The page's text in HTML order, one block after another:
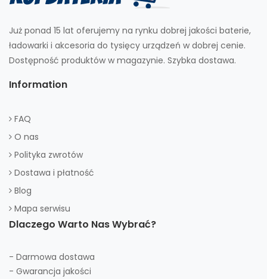
Już ponad 15 lat oferujemy na rynku dobrej jakości baterie,
ładowarki i akcesoria do tysięcy urządzeń w dobrej cenie.
Dostępność produktów w magazynie. Szybka dostawa.
Information
FAQ
O nas
Polityka zwrotów
Dostawa i płatność
Blog
Mapa serwisu
Dlaczego Warto Nas Wybrać?
- Darmowa dostawa
- Gwarancja jakości